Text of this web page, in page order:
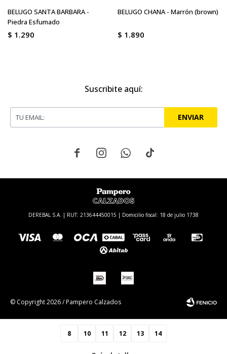
8 10 11 12 13 14
BELUGO SANTA BARBARA -
Piedra Esfumado
$ 1.290
BELUGO CHANA - Marrón (brown)
$ 1.890
Suscribite aquí:
ENVIAR
   
DEREBAL S.A. | RUT: 213644450015 | Domicilio fiscal: 18 de julio 1738
© Copyright 2026 / Pampero Calzados